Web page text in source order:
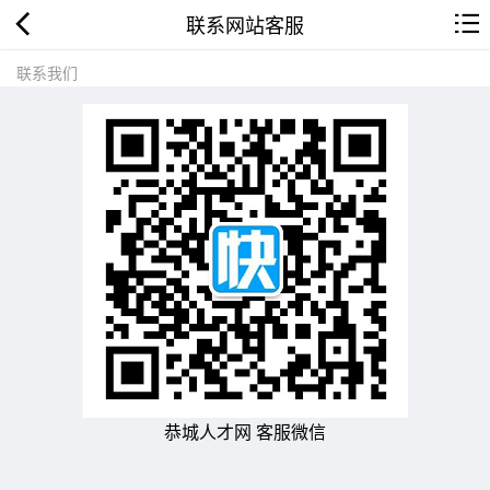
联系网站客服
联系我们
恭城人才网 客服微信